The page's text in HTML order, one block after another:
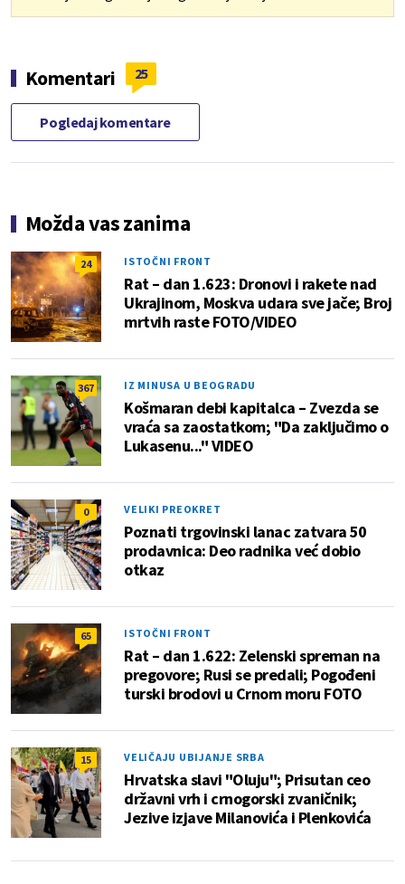
Komentari 25
Pogledaj komentare
Možda vas zanima
24 ISTOČNI FRONT
Rat – dan 1.623: Dronovi i rakete nad
Ukrajinom, Moskva udara sve jače; Broj
mrtvih raste FOTO/VIDEO
367 IZ MINUSA U BEOGRADU
Košmaran debi kapitalca – Zvezda se
vraća sa zaostatkom; "Da zaključimo o
Lukasenu..." VIDEO
0 VELIKI PREOKRET
Poznati trgovinski lanac zatvara 50
prodavnica: Deo radnika već dobio
otkaz
65 ISTOČNI FRONT
Rat – dan 1.622: Zelenski spreman na
pregovore; Rusi se predali; Pogođeni
turski brodovi u Crnom moru FOTO
15 VELIČAJU UBIJANJE SRBA
Hrvatska slavi "Oluju"; Prisutan ceo
državni vrh i crnogorski zvaničnik;
Jezive izjave Milanovića i Plenkovića